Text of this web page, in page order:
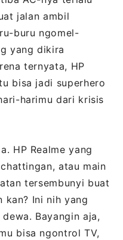
jalan ambil
buru ngomel-
yang dikira
ternyata, HP
bisa jadi superhero
harimu dari krisis
HP Realme yang
atau main
tersembunyi buat
kan? Ini nih yang
Bayangin aja,
bisa ngontrol TV,